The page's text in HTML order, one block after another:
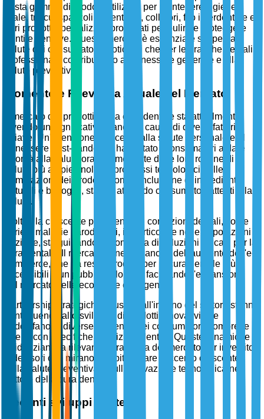
vasta gamma di prodotti utilizzati per mantenere l'igiene
orale, tra cui spazzolini, dentifrici, collutori, filo interdentale e
altri prodotti specializzati progettati per pulire e proteggere
denti e gengive. Questo mercato è essenziale sia per la
salute dei consumatori quotidiani che per le pratiche dentali
professionali, contribuendo al benessere generale e alla
salute preventiva.
Momento e Rilevanza Attuale del Mercato
Il mercato dei prodotti per la cura dentale sta attualmente
vivendo un significativo slancio a causa di diversi fattori
chiave. Un'attenzione crescente alla salute personale e al
benessere post-pandemia ha portato i consumatori a dare
priorità alla salute orale come parte delle loro routine di
salute più ampie. Inoltre, i progressi tecnologici nelle
formulazioni dei prodotti, come l'inclusione di ingredienti
naturali e biologici, stanno attirando consumatori attenti alla
salute.
Inoltre, la crescente prevalenza di condizioni dentali, come
carie e malattie parodontali, in particolare nelle popolazioni
anziane, sta guidando la domanda di soluzioni efficaci per la
cura dentale. Il mercato beneficia anche dell'aumento dell'e-
commerce, che ha reso i prodotti per la cura dentale più
accessibili a un pubblico globale, facilitando l'espansione
del mercato nelle economie emergenti.
Partnership strategiche e fusioni all'interno del settore stanno
contribuendo allo sviluppo di prodotti innovativi che
soddisfano le diverse esigenze dei consumatori, comprese
quelle con specifiche condizioni dentali. Queste dinamiche
evidenziano la rilevanza strategica del mercato per investitori
e decisori che mirano a capitalizzare l'accento crescente
sulla salute preventiva e sull'innovazione tecnologica nel
settore della cura dentale.
Recenti sviluppi strategici